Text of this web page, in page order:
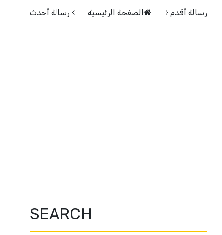
رسالة أحدث رسالة أقدم الصفحة الرئيسية
SEARCH